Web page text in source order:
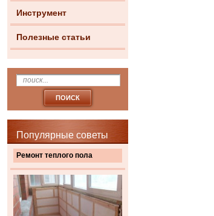
Инструмент
Полезные статьи
Популярные советы
Ремонт теплого пола